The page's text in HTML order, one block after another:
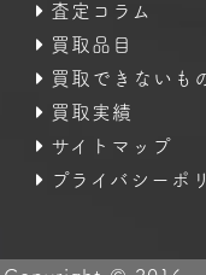
査定コラム
買取品目
買取できないも
買取実績
サイトマップ
プライバシーポ